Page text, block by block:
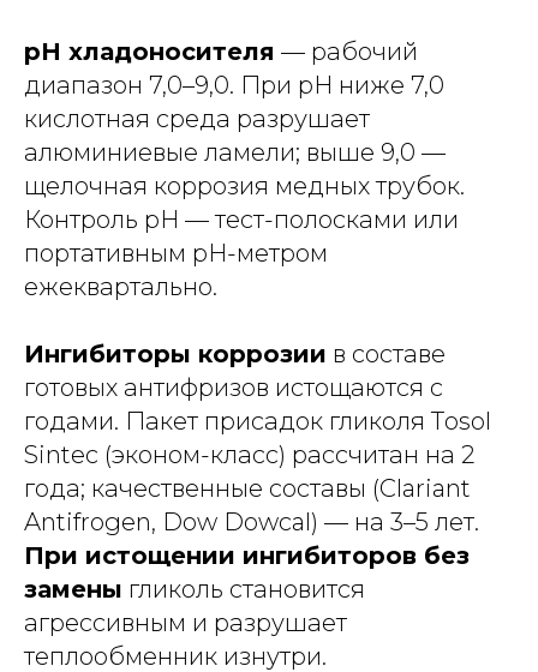
pH хладоносителя — рабочий
диапазон 7,0–9,0. При pH ниже 7,0
кислотная среда разрушает
алюминиевые ламели; выше 9,0 —
щелочная коррозия медных трубок.
Контроль pH — тест-полосками или
портативным pH-метром
ежеквартально.
Ингибиторы коррозии в составе
готовых антифризов истощаются с
годами. Пакет присадок гликоля Тosol
Sintec (эконом-класс) рассчитан на 2
года; качественные составы (Clariant
Antifrogen, Dow Dowcal) — на 3–5 лет.
При истощении ингибиторов без
замены гликоль становится
агрессивным и разрушает
теплообменник изнутри.